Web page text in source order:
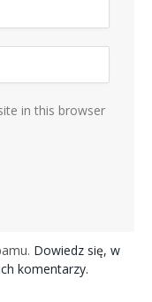
in this browser
Dowiedz się, w
komentarzy.